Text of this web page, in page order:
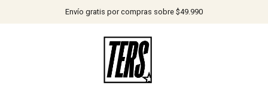
Envío gratis por compras sobre $49.990